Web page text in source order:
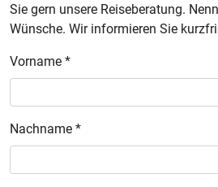
Sie gern unsere Reiseberatung.
Wünsche. Wir informieren Sie
Vorname *
Nachname *